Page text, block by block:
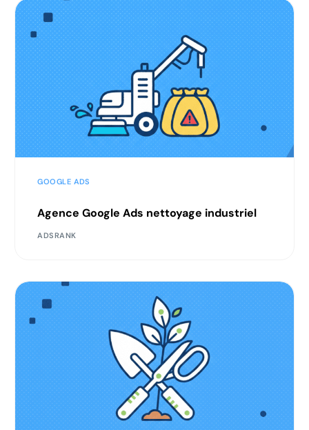
GOOGLE ADS
Agence Google Ads nettoyage industriel
ADSRANK